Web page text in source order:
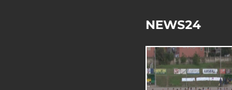
NEWS24